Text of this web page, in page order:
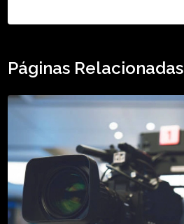
Páginas Relacionadas